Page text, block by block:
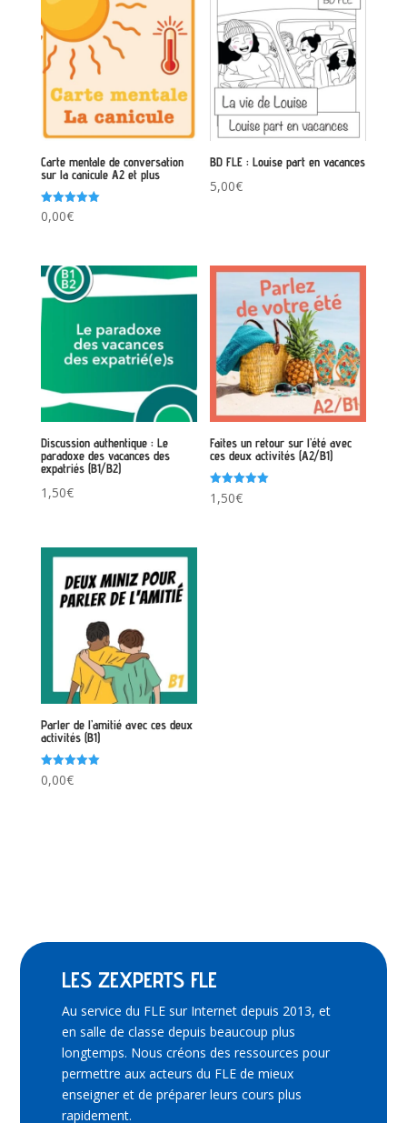
Carte mentale de conversation
sur la canicule A2 et plus
Note
5.00
0,00€
BD FLE : Louise part en vacances
5,00€
Discussion authentique : Le
paradoxe des vacances des
expatriés (B1/B2)
1,50€
Faites un retour sur l’été avec
ces deux activités (A2/B1)
Note
5.00
1,50€
Parler de l’amitié avec ces deux
activités (B1)
Note
5.00
0,00€
LES ZEXPERTS FLE
Au service du FLE sur Internet depuis 2013, et
en salle de classe depuis beaucoup plus
longtemps. Nous créons des ressources pour
permettre aux acteurs du FLE de mieux
enseigner et de préparer leurs cours plus
rapidement.